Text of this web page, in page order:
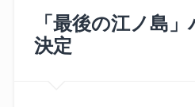
「最後の江ノ島
決定